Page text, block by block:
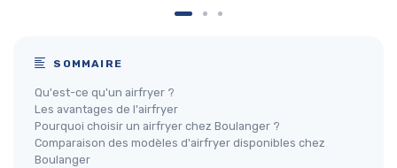
SOMMAIRE
Qu'est-ce qu'un airfryer ?
Les avantages de l'airfryer
Pourquoi choisir un airfryer chez Boulanger ?
Comparaison des modèles d'airfryer disponibles chez
Boulanger